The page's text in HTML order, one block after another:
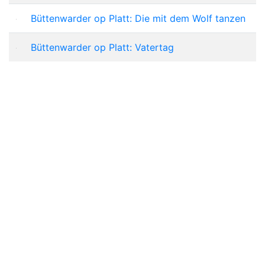
Büttenwarder op Platt: Die mit dem Wolf tanzen
Büttenwarder op Platt: Vatertag